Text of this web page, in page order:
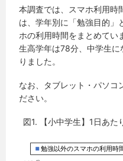
本調査では、スマホ利用時
は、学年別に「勉強目的」
ホの利用時間をまとめて
生高学年は78分、中学生
りました。
なお、タブレット・パソコ
ださい。
図1. 【小中学生】1日あた